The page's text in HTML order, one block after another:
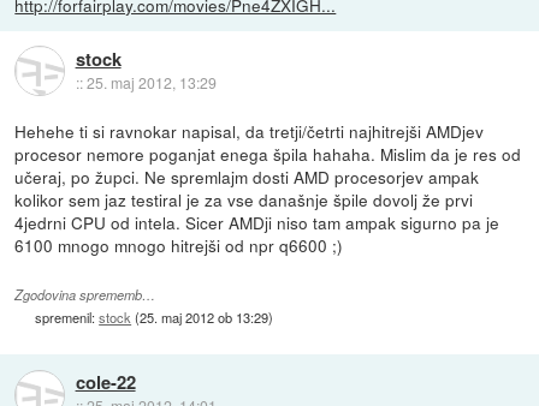
stock
::25. maj 2012, 13:29
Hehehe ti si ravnokar napisal, da tretji/četrti najhitrejši AMDjev
procesor nemore poganjat enega špila hahaha. Mislim da je res od
učeraj, po župci. Ne spremlajm dosti AMD procesorjev ampak
kolikor sem jaz testiral je za vse današnje špile dovolj že prvi
4jedrni CPU od intela. Sicer AMDji niso tam ampak sigurno pa je
6100 mnogo mnogo hitrejši od npr q6600 ;)
Zgodovina sprememb…
spremenil:stock (25. maj 2012 ob 13:29)
cole-22